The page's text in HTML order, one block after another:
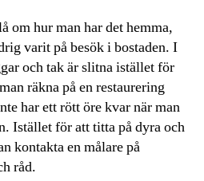
om hur man har det hemma,
varit på besök i bostaden. I
och tak är slitna istället för
räkna på en restaurering
har ett rött öre kvar när man
Istället för att titta på dyra och
kontakta en målare på
råd.